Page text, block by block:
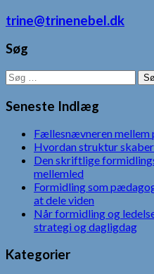
trine@trinenebel.dk
Søg
Søg
efter:
Seneste Indlæg
Fællesnævneren
Hvordan struktur
Den skriftlige
mellemled
Formidling som
at dele viden
Når formidling og
strategi og dagligdag
Kategorier